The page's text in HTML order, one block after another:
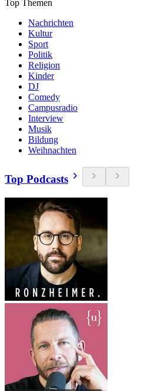
Top Themen
Nachrichten
Kultur
Sport
Politik
Religion
Kinder
DJ
Comedy
Campusradio
Interview
Musik
Bildung
Weihnachten
Top Podcasts